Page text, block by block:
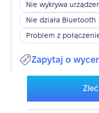
Nie wykrywa
Nie działa Bluetooth
Problem z
Zapytaj o